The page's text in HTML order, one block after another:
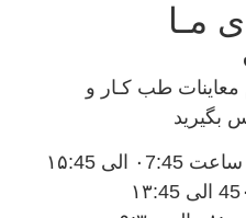
مـا
معاینات طب کـار و
بگیرید
الی ۱۵:45